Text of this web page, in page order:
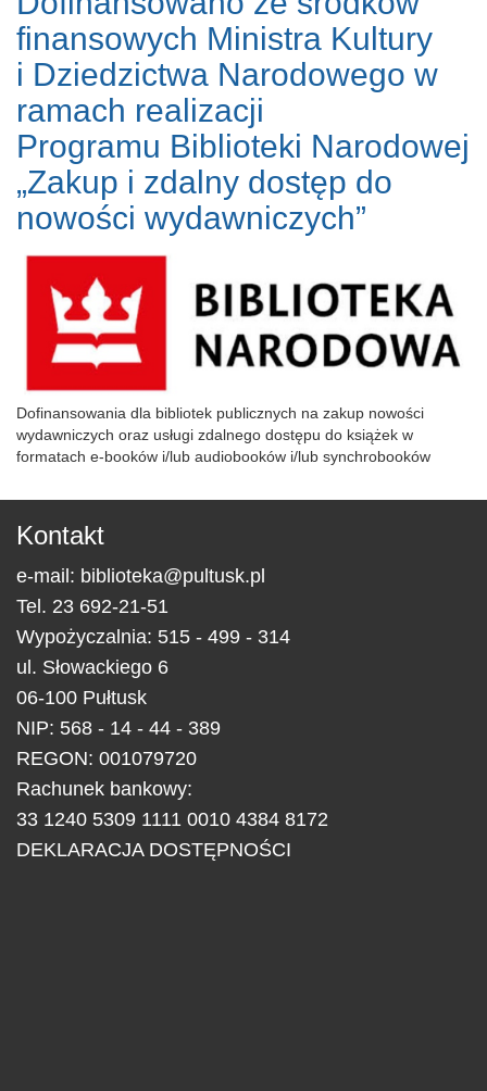
finansowych Ministra Kultury
i Dziedzictwa Narodowego w
ramach realizacji
Programu Biblioteki Narodowej
„Zakup i zdalny dostęp do
nowości wydawniczych”
Dofinansowania dla bibliotek publicznych na zakup nowości
wydawniczych oraz usługi zdalnego dostępu do książek w
formatach e-booków i/lub audiobooków i/lub synchrobooków
Kontakt
e-mail: biblioteka@pultusk.pl
Tel. 23 692-21-51
Wypożyczalnia: 515 - 499 - 314
ul. Słowackiego 6
06-100 Pułtusk
NIP: 568 - 14 - 44 - 389
REGON: 001079720
Rachunek bankowy:
33 1240 5309 1111 0010 4384 8172
DEKLARACJA DOSTĘPNOŚCI